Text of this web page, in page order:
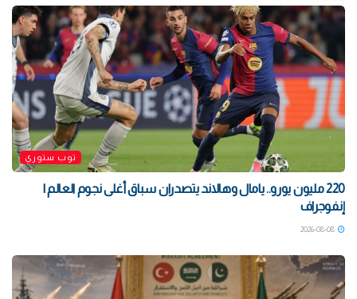
توب ستوري
220 مليون يورو.. يامال وهالاند يتصدران سباق أغلى نجوم العالم |
إنفوجراف